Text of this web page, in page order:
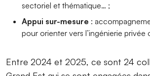
sectoriel et thématique… ;
Appui sur-mesure :
pour orienter vers l’ingénierie privée
Entre 2024 et 2025, ce sont 24